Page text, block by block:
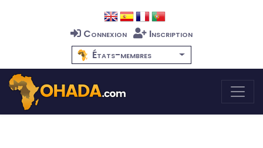
Connexion
Inscription
États-membres